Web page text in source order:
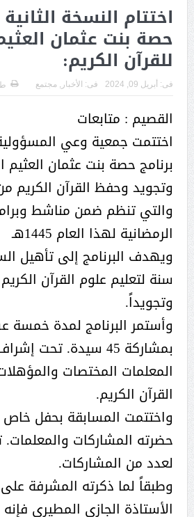
اختتام النسخة
حصة بنت عثمان
للقرآن الكريم:
فى: أبريل 09, 2024 فى: الأخبار مجتمع
القصيم : متابعات
اختتمت جمعية وعي
برنامج حصة بنت عثمان العثيم
وتجويد وحفظ القرآن الكريم
والتي تنظم ضمن مناشط
الرمضانية لهذا العام 1445هـ
سنة لتعليم علوم القرآن
وتجويداً.
وأستمر البرنامج لمدة خمسة
بمشاركة 45 سيدة. تحت
المعلمات المختصات
القرآن الكريم.
واختتمت المسابقة بحفل خاص
حضرته المشاركات والمعلمات.
لعدد من المشاركات.
وطبقاً لما ذكرته المشرفة على
الأستاذة الجازي المطيري